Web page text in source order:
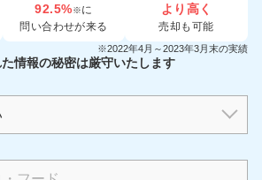
92.5%※に
問い合わせが来る
より高く
売却も可能
※2022年4月～2023年3月末の実績
た情報の秘密は厳守いたします